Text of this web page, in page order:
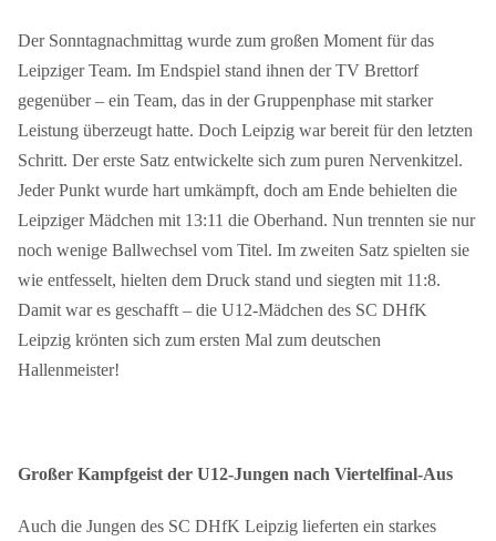
Der Sonntagnachmittag wurde zum großen Moment für das
Leipziger Team. Im Endspiel stand ihnen der TV Brettorf
gegenüber – ein Team, das in der Gruppenphase mit starker
Leistung überzeugt hatte. Doch Leipzig war bereit für den letzten
Schritt. Der erste Satz entwickelte sich zum puren Nervenkitzel.
Jeder Punkt wurde hart umkämpft, doch am Ende behielten die
Leipziger Mädchen mit 13:11 die Oberhand. Nun trennten sie nur
noch wenige Ballwechsel vom Titel. Im zweiten Satz spielten sie
wie entfesselt, hielten dem Druck stand und siegten mit 11:8.
Damit war es geschafft – die U12-Mädchen des SC DHfK
Leipzig krönten sich zum ersten Mal zum deutschen
Hallenmeister!
Großer Kampfgeist der U12-Jungen nach Viertelfinal-Aus
Auch die Jungen des SC DHfK Leipzig lieferten ein starkes